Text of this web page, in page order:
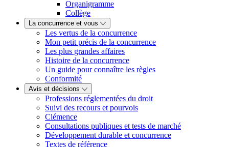
Organigramme
Collège
La concurrence et vous
Les vertus de la concurrence
Mon petit précis de la concurrence
Les plus grandes affaires
Histoire de la concurrence
Un guide pour connaître les règles
Conformité
Avis et décisions
Professions réglementées du droit
Suivi des recours et pourvois
Clémence
Consultations publiques et tests de marché
Développement durable et concurrence
Textes de référence